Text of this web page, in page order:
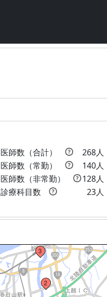
医師数（合計）
268人
医師数（常勤）
140人
医師数（非常勤）
128人
診療科目数
23人
2
3